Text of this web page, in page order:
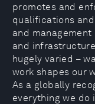
promotes and
qualifications
and
and
hugely varied –
work shapes our
As a globally
everything we